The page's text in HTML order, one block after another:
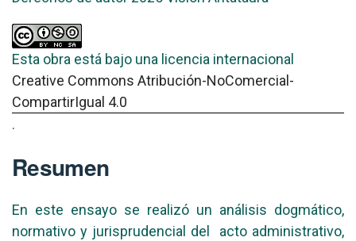
Esta obra está bajo una licencia internacional
Creative Commons Atribución-NoComercial-
CompartirIgual 4.0
.
Resumen
En este ensayo se realizó un análisis dogmático,
normativo y jurisprudencial del acto administrativo,